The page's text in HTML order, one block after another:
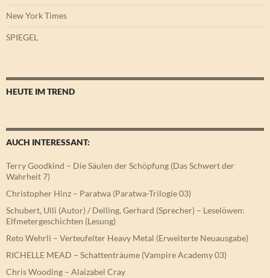
New York Times
SPIEGEL
HEUTE IM TREND
AUCH INTERESSANT:
Terry Goodkind – Die Säulen der Schöpfung (Das Schwert der
Wahrheit 7)
Christopher Hinz – Paratwa (Paratwa-Trilogie 03)
Schubert, Ulli (Autor) / Delling, Gerhard (Sprecher) – Leselöwen:
Elfmetergeschichten (Lesung)
Reto Wehrli – Verteufelter Heavy Metal (Erweiterte Neuausgabe)
RICHELLE MEAD – Schattenträume (Vampire Academy 03)
Chris Wooding – Alaizabel Cray